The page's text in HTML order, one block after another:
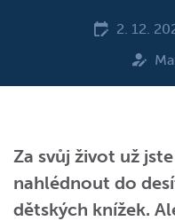
2. 12.
Za svůj život už
nahlédnout do
dětských knížek.